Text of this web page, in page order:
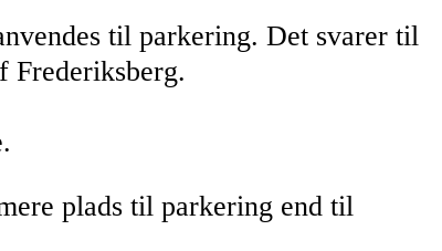
til parkering. Det svarer til
Frederiksberg.
plads til parkering end til